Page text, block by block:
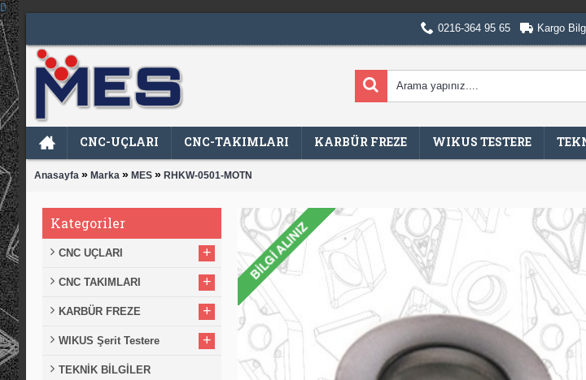
0216-364 95 65 Kargo
CNC-UÇLARI CNC-TAKIMLARI KARBÜR FREZE WIKUS TESTERE
Anasayfa » Marka » MES » RHKW-0501-MOTN
Kategoriler
CNC UÇLARI +
CNC TAKIMLARI +
KARBÜR FREZE +
WIKUS Şerit Testere +
TEKNİK BİLGİLER